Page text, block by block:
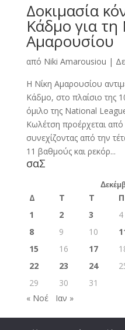
Δοκιμασία
Κάδμο για τη
Αμαρουσίου
από Niki Amarousiou |
Η Νίκη Αμαρουσίου
Κάδμο, στο πλαίσιο της
όμιλο της National
Κωλέτση προέρχεται από
συνεχίζοντας από την
11 βαθμούς και ρεκόρ...
σαΣ
Δ Τ Τ Π
1
2 3 4
8
9 10
15
16 17
22
23 24
29
30
31
« Νοέ
Ιαν »